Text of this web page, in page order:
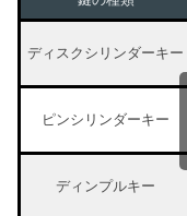
ディスクシリンダーキー
ピンシリンダーキー
ディンプルキー